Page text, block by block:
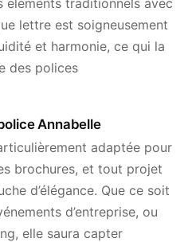
éléments traditionnels avec
lettre est soigneusement
et harmonie, ce qui la
des polices
Annabelle
adaptée pour
brochures, et tout projet
d’élégance. Que ce soit
d’entreprise, ou
elle saura capter